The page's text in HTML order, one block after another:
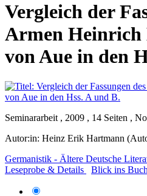
Vergleich der
Armen Heinrich
von Aue in den
Seminararbeit , 2009 , 14 Seiten ,
Autor:in: Heinz Erik Hartmann
Germanistik - Ältere Deutsche
Leseprobe & Details
Blick ins Buch